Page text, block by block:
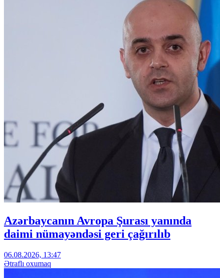
Azərbaycanın Avropa Şurası yanında
daimi nümayəndəsi geri çağırılıb
06.08.2026, 13:47
Ətraflı oxumaq